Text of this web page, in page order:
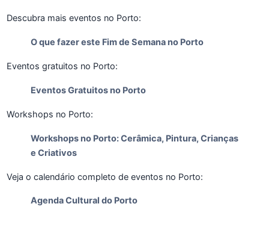
Descubra mais eventos no Porto:
O que fazer este Fim de Semana no Porto
Eventos gratuitos no Porto:
Eventos Gratuitos no Porto
Workshops no Porto:
Workshops no Porto: Cerâmica, Pintura, Crianças
e Criativos
Veja o calendário completo de eventos no Porto:
Agenda Cultural do Porto